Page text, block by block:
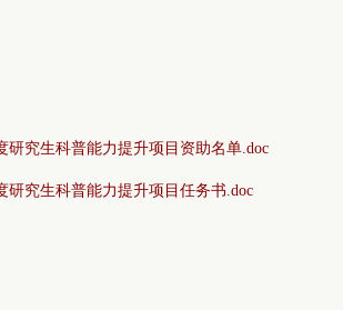
研究生科普能力提升项目资助名单.doc
研究生科普能力提升项目任务书.doc